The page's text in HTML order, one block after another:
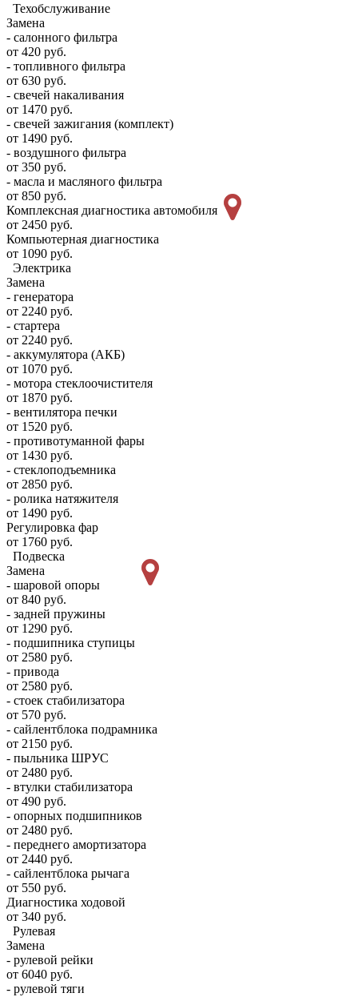
Техобслуживание
Замена
- салонного фильтра
от 420 руб.
- топливного фильтра
от 630 руб.
- свечей накаливания
от 1470 руб.
- свечей зажигания (комплект)
от 1490 руб.
- воздушного фильтра
от 350 руб.
- масла и масляного фильтра
от 850 руб.
Комплексная диагностика автомобиля
от 2450 руб.
Компьютерная диагностика
от 1090 руб.
Электрика
Замена
- генератора
от 2240 руб.
- стартера
от 2240 руб.
- аккумулятора (АКБ)
от 1070 руб.
- мотора стеклоочистителя
от 1870 руб.
- вентилятора печки
от 1520 руб.
- противотуманной фары
от 1430 руб.
- стеклоподъемника
от 2850 руб.
- ролика натяжителя
от 1490 руб.
Регулировка фар
от 1760 руб.
Подвеска
Замена
- шаровой опоры
от 840 руб.
- задней пружины
от 1290 руб.
- подшипника ступицы
от 2580 руб.
- привода
от 2580 руб.
- стоек стабилизатора
от 570 руб.
- сайлентблока подрамника
от 2150 руб.
- пыльника ШРУС
от 2480 руб.
- втулки стабилизатора
от 490 руб.
- опорных подшипников
от 2480 руб.
- переднего амортизатора
от 2440 руб.
- сайлентблока рычага
от 550 руб.
Диагностика ходовой
от 340 руб.
Рулевая
Замена
- рулевой рейки
от 6040 руб.
- рулевой тяги